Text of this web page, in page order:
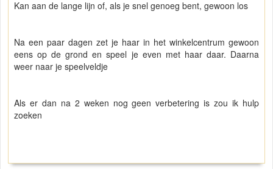
Kan aan de lange lijn of, als je snel genoeg bent, gewoon los
Na een paar dagen zet je haar in het winkelcentrum gewoon
eens op de grond en speel je even met haar daar. Daarna
weer naar je speelveldje
Als er dan na 2 weken nog geen verbetering is zou ik hulp
zoeken